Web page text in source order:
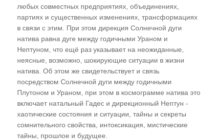
любых совместных предприятиях, объединениях,
партиях и существенных изменениях, трансформациях
в связи с этим. При этом дирекция Солнечной дуги
натива равна дуге между годичными Ураном и
Нептуном, что ещё раз указывает на неожиданные,
неясные, возможно, шокирующие ситуации в жизни
натива. Об этом же свидетельствует и связь
посредством Солнечной дуги между годичными
Плутоном и Ураном, при этом в космограмме натива это
включает натальный Гадес и дирекционный Нептун -
хаотические состояния и ситуации, тайны и секреты
сомнительного свойства, интоксикация, мистические
тайны, прошлое и будущее.